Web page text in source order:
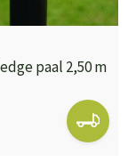
paal 2,50 m